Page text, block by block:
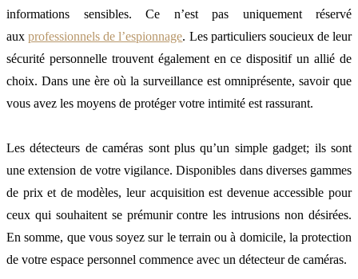
informations sensibles. Ce n’est pas uniquement réservé
auxprofessionnels de l’espionnage. Les particuliers soucieux de leur
sécurité personnelle trouvent également en ce dispositif un allié de
choix. Dans une ère où la surveillance est omniprésente, savoir que
vous avez les moyens de protéger votre intimité est rassurant.
Les détecteurs de caméras sont plus qu’un simple gadget; ils sont
une extension de votre vigilance. Disponibles dans diverses gammes
de prix et de modèles, leur acquisition est devenue accessible pour
ceux qui souhaitent se prémunir contre les intrusions non désirées.
En somme, que vous soyez sur le terrain ou à domicile, la protection
de votre espace personnel commence avec un détecteur de caméras.